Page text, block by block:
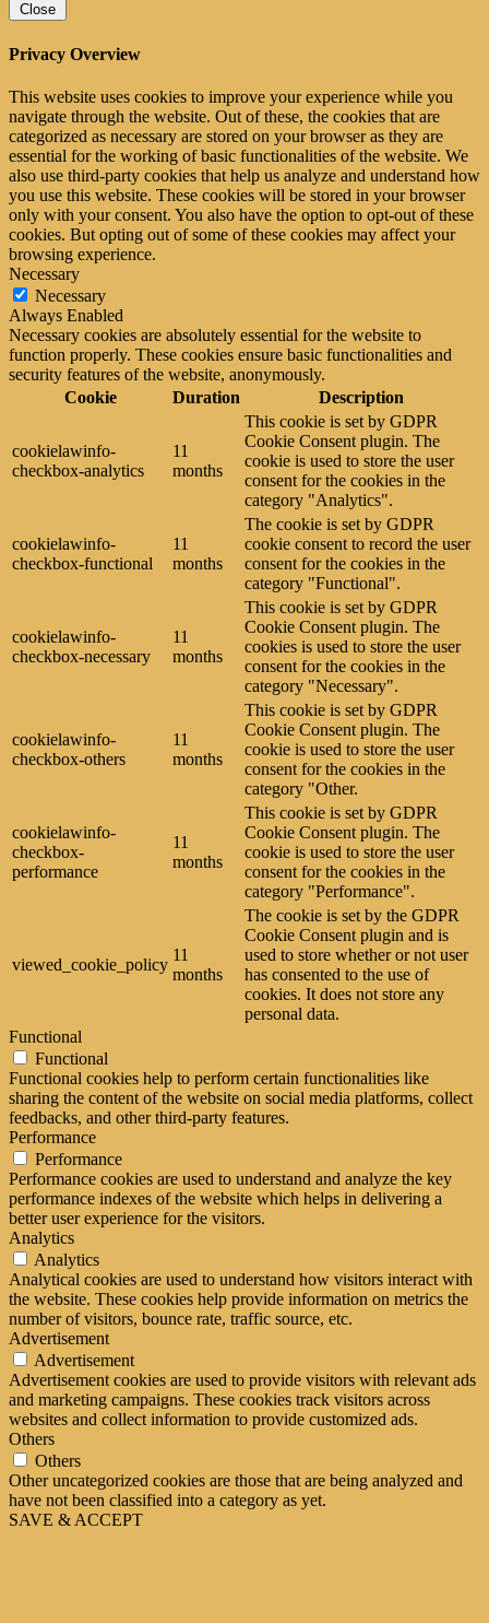
Close
Privacy Overview
This website uses cookies to improve your experience while you
navigate through the website. Out of these, the cookies that are
categorized as necessary are stored on your browser as they are
essential for the working of basic functionalities of the website. We
also use third-party cookies that help us analyze and understand how
you use this website. These cookies will be stored in your browser
only with your consent. You also have the option to opt-out of these
cookies. But opting out of some of these cookies may affect your
browsing experience.
Necessary
Necessary
Always Enabled
Necessary cookies are absolutely essential for the website to
function properly. These cookies ensure basic functionalities and
security features of the website, anonymously.
Cookie
Duration Description
cookielawinfo-
checkbox-analytics
11
months
This cookie is set by GDPR
Cookie Consent plugin. The
cookie is used to store the user
consent for the cookies in the
category "Analytics".
cookielawinfo-
checkbox-functional
11
months
The cookie is set by GDPR
cookie consent to record the user
consent for the cookies in the
category "Functional".
cookielawinfo-
checkbox-necessary
11
months
This cookie is set by GDPR
Cookie Consent plugin. The
cookies is used to store the user
consent for the cookies in the
category "Necessary".
cookielawinfo-
checkbox-others
11
months
This cookie is set by GDPR
Cookie Consent plugin. The
cookie is used to store the user
consent for the cookies in the
category "Other.
cookielawinfo-
checkbox-
performance
11
months
This cookie is set by GDPR
Cookie Consent plugin. The
cookie is used to store the user
consent for the cookies in the
category "Performance".
viewed_cookie_policy
11
months
The cookie is set by the GDPR
Cookie Consent plugin and is
used to store whether or not user
has consented to the use of
cookies. It does not store any
personal data.
Functional
Functional
Functional cookies help to perform certain functionalities like
sharing the content of the website on social media platforms, collect
feedbacks, and other third-party features.
Performance
Performance
Performance cookies are used to understand and analyze the key
performance indexes of the website which helps in delivering a
better user experience for the visitors.
Analytics
Analytics
Analytical cookies are used to understand how visitors interact with
the website. These cookies help provide information on metrics the
number of visitors, bounce rate, traffic source, etc.
Advertisement
Advertisement
Advertisement cookies are used to provide visitors with relevant ads
and marketing campaigns. These cookies track visitors across
websites and collect information to provide customized ads.
Others
Others
Other uncategorized cookies are those that are being analyzed and
have not been classified into a category as yet.
SAVE & ACCEPT